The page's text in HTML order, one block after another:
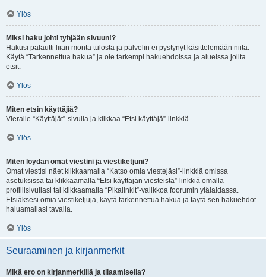
Ylös
Miksi haku johti tyhjään sivuun!?
Hakusi palautti liian monta tulosta ja palvelin ei pystynyt käsittelemään niitä.
Käytä “Tarkennettua hakua” ja ole tarkempi hakuehdoissa ja alueissa joilta
etsit.
Ylös
Miten etsin käyttäjiä?
Vieraile “Käyttäjät”-sivulla ja klikkaa “Etsi käyttäjä”-linkkiä.
Ylös
Miten löydän omat viestini ja viestiketjuni?
Omat viestisi näet klikkaamalla “Katso omia viestejäsi”-linkkiä omissa
asetuksissa tai klikkaamalla “Etsi käyttäjän viesteistä”-linkkiä omalla
profiilisivullasi tai klikkaamalla “Pikalinkit”-valikkoa foorumin ylälaidassa.
Etsiäksesi omia viestiketjuja, käytä tarkennettua hakua ja täytä sen hakuehdot
haluamallasi tavalla.
Ylös
Seuraaminen ja kirjanmerkit
Mikä ero on kirjanmerkillä ja tilaamisella?